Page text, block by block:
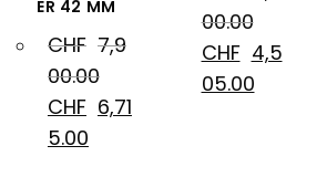
ER 42 MM
CHF 7,9
00.00
CHF 6,71
5.00
00.00
CHF 4,5
05.00